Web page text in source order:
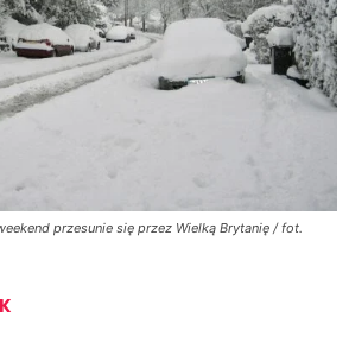
przesunie się przez Wielką Brytanię / fot.